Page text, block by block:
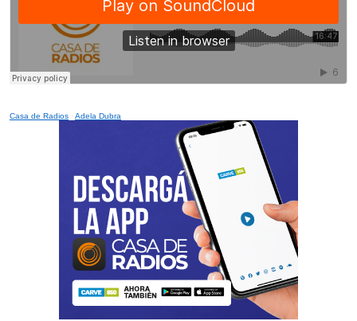
Casa de Radios · Adela Dubra